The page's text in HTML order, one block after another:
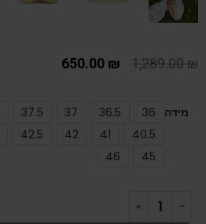
1,289.00₪
650.00 ₪
מידה 36
36.5
37
37.5
40.5
41
42
42.5
45
46